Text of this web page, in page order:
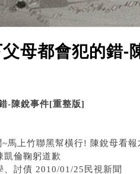
母都會犯的錯-
-陳銳事件[重整版]
馬上竹聯黑幫橫行! 陳銳母看
凱倫鞠躬道歉
討債 2010/01/25民視新聞